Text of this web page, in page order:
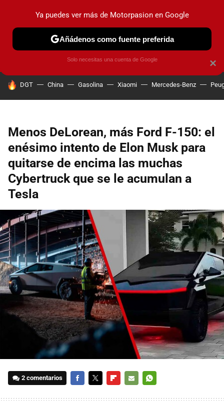
PRUEBAS COCHES ELÉCTRICOS OBSERVATORIO
HOY SE HABLA DE
DGT China Gasolina Xiaomi Mercedes-Benz
Menos DeLorean, más Ford F-150: el
enésimo intento de Elon Musk para
quitarse de encima las muchas
Cybertruck que se le acumulan a
Tesla
2 comentarios
×
Ya puedes ver más de Motorpasion en Google
Añádenos como fuente preferida
Solo necesitas una cuenta de Google